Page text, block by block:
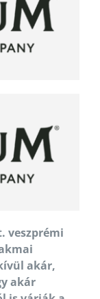
veszprémi
akár,
akár